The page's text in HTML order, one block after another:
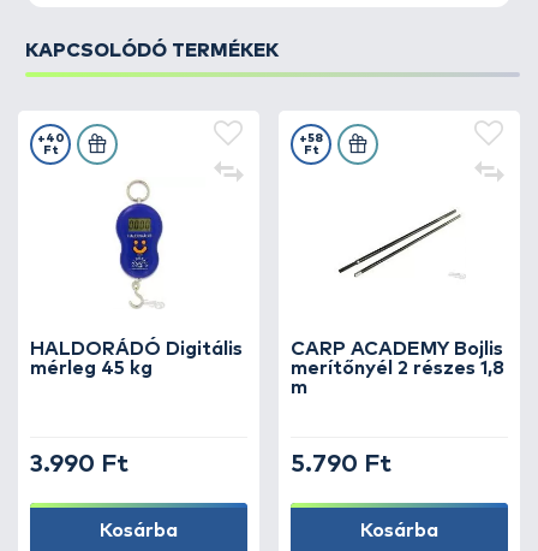
KAPCSOLÓDÓ TERMÉKEK
HALDORÁDÓ Digitális
mérleg 45 kg
+40
Ft
3.990 Ft
Kosárba
CARP ACADEMY Bojlis
merítőnyél 2 részes 1,8
m
+58
Ft
5.790 Ft
Kosárba